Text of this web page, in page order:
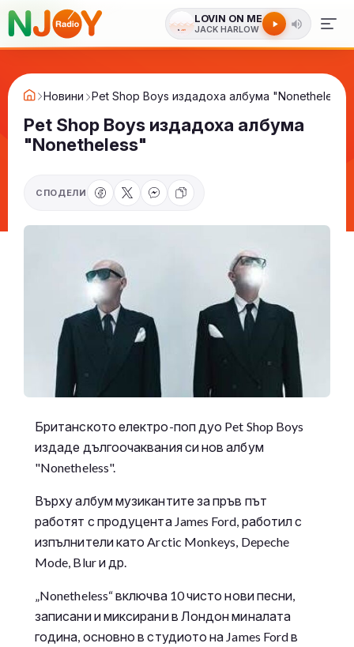
LOVIN ON ME
JACK HARLOW
Новини Pet Shop Boys издадоха албума "Nonetheless"
Pet Shop Boys издадоха албума
"Nonetheless"
СПОДЕЛИ
Британското електро-поп дуо Pet Shop Boys
издаде дългоочаквания си нов албум
"Nonetheless".
Върху албум музикантите за пръв път
работят с продуцента James Ford, работил с
изпълнители като Arctic Monkeys, Depeche
Mode, Blur и др.
„Nonetheless“ включва 10 чисто нови песни,
записани и миксирани в Лондон миналата
година, основно в студиото на James Ford в